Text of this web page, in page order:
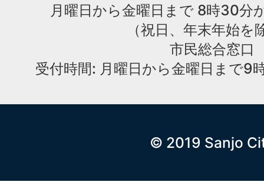
月曜日から金曜日まで 8時30分
（祝日、年末年始を
市民総合窓口
受付時間: 月曜日から金曜日まで9
© 2019 Sanjo